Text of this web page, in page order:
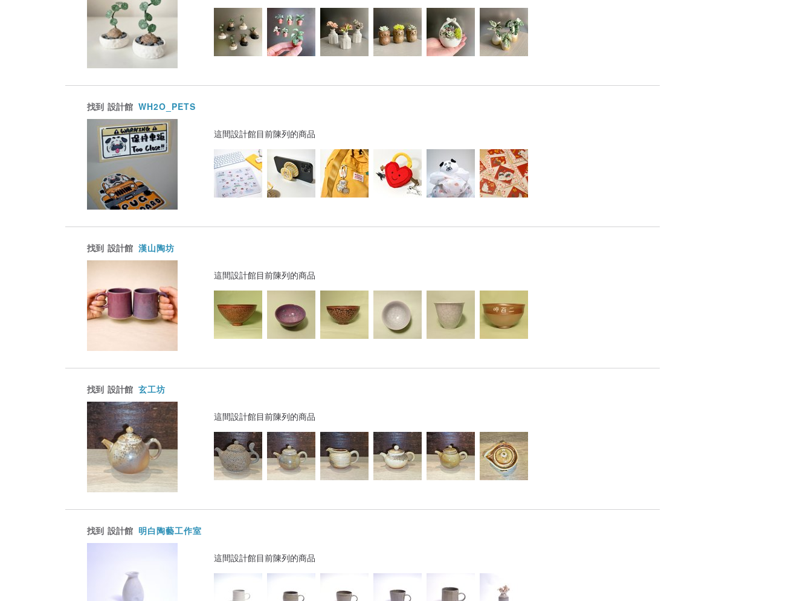
找到 設計館 WH2O_PETS
這間設計館目前陳列的商品
找到 設計館 漢山陶坊
這間設計館目前陳列的商品
找到 設計館 玄工坊
這間設計館目前陳列的商品
找到 設計館 明白陶藝工作室
這間設計館目前陳列的商品